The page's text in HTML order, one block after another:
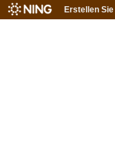
Erstellen